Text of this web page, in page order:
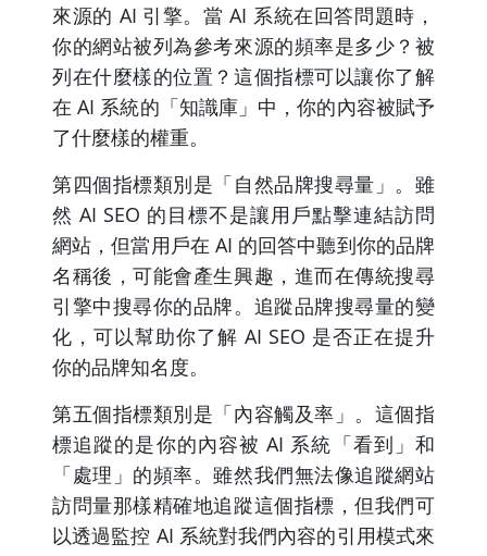
來源的 AI 引擎。當 AI 系統在回答問題時，
你的網站被列為參考來源的頻率是多少？被
列在什麼樣的位置？這個指標可以讓你了解
在 AI 系統的「知識庫」中，你的內容被賦予
了什麼樣的權重。
第四個指標類別是「自然品牌搜尋量」。雖
然 AI SEO 的目標不是讓用戶點擊連結訪問
網站，但當用戶在 AI 的回答中聽到你的品牌
名稱後，可能會產生興趣，進而在傳統搜尋
引擎中搜尋你的品牌。追蹤品牌搜尋量的變
化，可以幫助你了解 AI SEO 是否正在提升
你的品牌知名度。
第五個指標類別是「內容觸及率」。這個指
標追蹤的是你的內容被 AI 系統「看到」和
「處理」的頻率。雖然我們無法像追蹤網站
訪問量那樣精確地追蹤這個指標，但我們可
以透過監控 AI 系統對我們內容的引用模式來